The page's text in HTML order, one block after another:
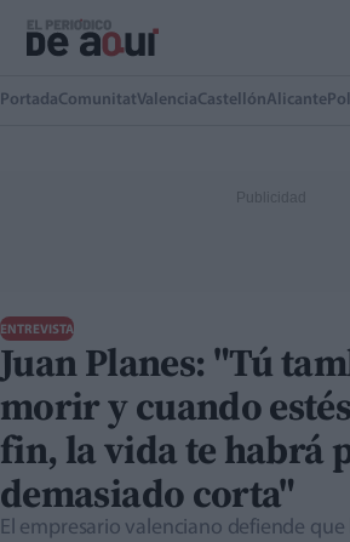
PortadaComunitatValenciaCastellónAlicante
ENTREVISTA
Juan Planes: "Tú
morir y cuando
fin, la vida te habrá
demasiado corta"
El empresario valenciano defiende